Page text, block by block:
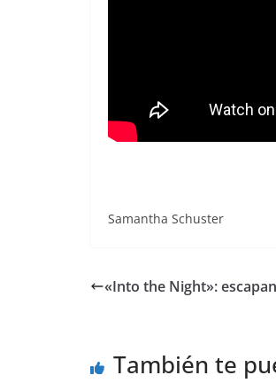
Samantha Schuster
«Into the Night»:
También te